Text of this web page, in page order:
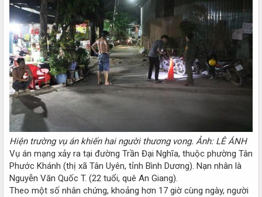
Hiện trường vụ án khiến hai người thương vong. Ảnh: LÊ ÁNH
Vụ án mạng xảy ra tại đường Trần Đại Nghĩa, thuộc phường Tân
Phước Khánh (thị xã Tân Uyên, tỉnh Bình Dương). Nạn nhân là
Nguyễn Văn Quốc T. (22 tuổi, quê An Giang).
Theo một số nhân chứng, khoảng hơn 17 giờ cùng ngày, người